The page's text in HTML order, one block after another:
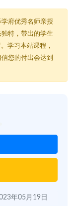
府优秀名师亲授
特，带出的学生
学习本站课程，
您的付出会达到
年05月19日